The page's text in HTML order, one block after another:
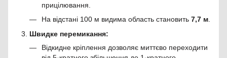
прицілювання.
На відстані 100 м видима область становить 7,7 м
Швидке перемикання:
Відкидне кріплення дозволяє миттєво переходити